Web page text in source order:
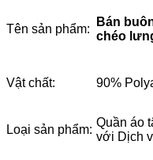
Tên sản phẩm:
Bán
chéo
Vật chất: 90%
Loại sản phẩm:
Quần áo
với Dịch